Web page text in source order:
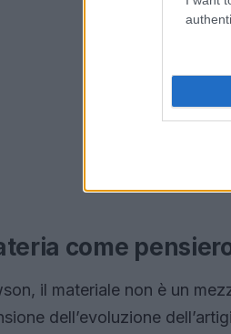
come
il materiale non è un
dell’evoluzione